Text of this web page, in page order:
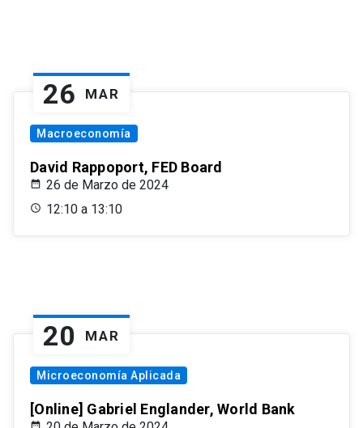
26 MAR
Macroeconomía
David Rappoport, FED Board
26 de Marzo de 2024
12:10 a 13:10
20 MAR
Microeconomía Aplicada
[Online] Gabriel Englander, World Bank